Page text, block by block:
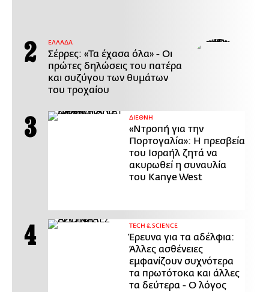
ΕΛΛΑΔΑ
Σέρρες: «Τα έχασα όλα» - Οι
πρώτες δηλώσεις του πατέρα
και συζύγου των θυμάτων
του τροχαίου
ΔΙΕΘΝΗ
«Ντροπή για την
Πορτογαλία»: Η πρεσβεία
του Ισραήλ ζητά να
ακυρωθεί η συναυλία
του Kanye West
ΤECH & SCIENCE
Έρευνα για τα αδέλφια:
Άλλες ασθένειες
εμφανίζουν συχνότερα
τα πρωτότοκα και άλλες
τα δεύτερα - Ο λόγος